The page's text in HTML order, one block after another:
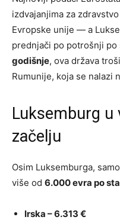
izdvajanjima za
Evropske unije — a
prednjači po potrošnji po
godišnje, ova država
Rumunije, koja se nalazi
Luksemburg u
začelju
Osim Luksemburga,
više od 6.000 evra po
Irska – 6.313 €